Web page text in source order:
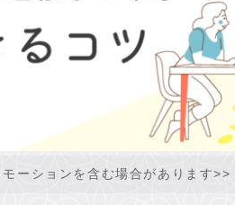
ーションを含む場合があります>>